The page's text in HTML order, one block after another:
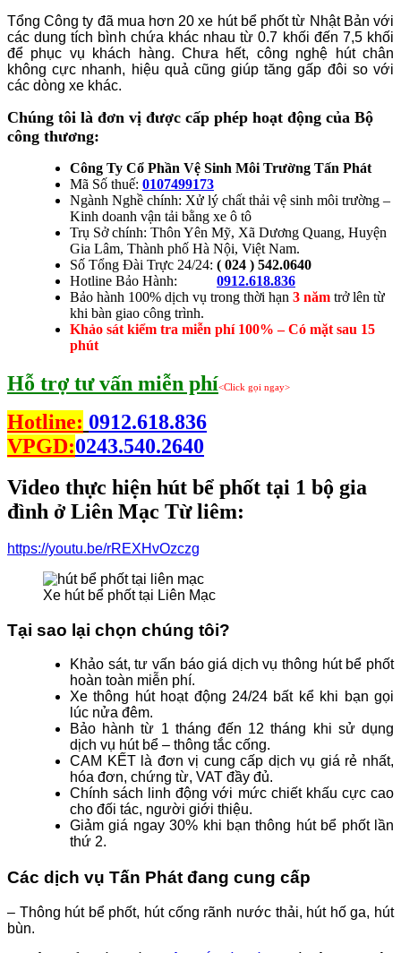
Tổng Công ty đã mua hơn 20 xe hút bể phốt từ Nhật Bản với
các dung tích bình chứa khác nhau từ 0.7 khối đến 7,5 khối
để phục vụ khách hàng. Chưa hết, công nghệ hút chân
không cực nhanh, hiệu quả cũng giúp tăng gấp đôi so với
các dòng xe khác.
Chúng tôi là đơn vị được cấp phép hoạt động của Bộ
công thương:
Công Ty Cổ Phần Vệ Sinh Môi Trường Tấn Phát
Mã Số thuế: 0107499173
Ngành Nghề chính: Xử lý chất thải vệ sinh môi trường –
Kinh doanh vận tải bằng xe ô tô
Trụ Sở chính: Thôn Yên Mỹ, Xã Dương Quang, Huyện
Gia Lâm, Thành phố Hà Nội, Việt Nam.
Số Tổng Đài Trực 24/24: ( 024 ) 542.0640
Hotline Bảo Hành: 0912.618.836
Bảo hành 100% dịch vụ trong thời hạn 3 năm trở lên từ
khi bàn giao công trình.
Khảo sát kiểm tra miễn phí 100% – Có mặt sau 15
phút
Hỗ trợ tư vấn miễn phí<Click gọi ngay>
Hotline: 0912.618.836
VPGD:0243.540.2640
Video thực hiện hút bể phốt tại 1 bộ gia
đình ở Liên Mạc Từ liêm:
https://youtu.be/rREXHvOzczg
Xe hút bể phốt tại Liên Mạc
Tại sao lại chọn chúng tôi?
Khảo sát, tư vấn báo giá dịch vụ thông hút bể phốt
hoàn toàn miễn phí.
Xe thông hút hoạt động 24/24 bất kể khi bạn gọi
lúc nửa đêm.
Bảo hành từ 1 tháng đến 12 tháng khi sử dụng
dịch vụ hút bể – thông tắc cống.
CAM KẾT là đơn vị cung cấp dịch vụ giá rẻ nhất,
hóa đơn, chứng từ, VAT đầy đủ.
Chính sách linh động với mức chiết khấu cực cao
cho đối tác, người giới thiệu.
Giảm giá ngay 30% khi bạn thông hút bể phốt lần
thứ 2.
Các dịch vụ Tấn Phát đang cung cấp
– Thông hút bể phốt, hút cống rãnh nước thải, hút hố ga, hút
bùn.